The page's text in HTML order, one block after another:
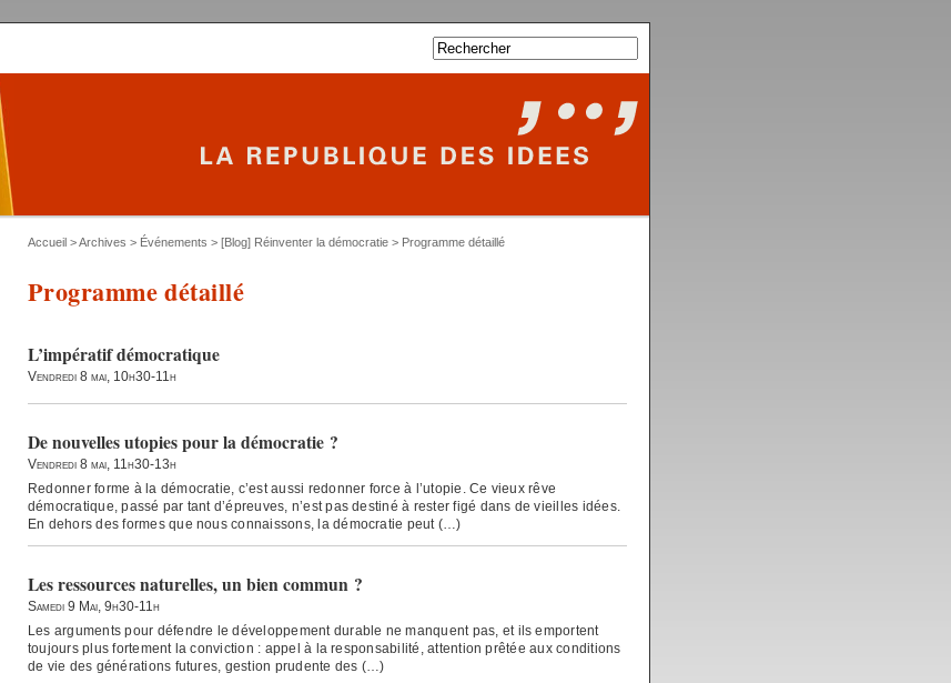
Accueil >Archives > Événements > [Blog] Réinventer la démocratie > Programme détaillé
Programme détaillé
L’impératif démocratique
Vendredi 8 mai, 10h30-11h
De nouvelles utopies pour la démocratie ?
Vendredi 8 mai, 11h30-13h
Redonner forme à la démocratie, c’est aussi redonner force à l’utopie. Ce vieux rêve
démocratique, passé par tant d’épreuves, n’est pas destiné à rester figé dans de vieilles idées.
En dehors des formes que nous connaissons, la démocratie peut (…)
Les ressources naturelles, un bien commun ?
Samedi 9 Mai, 9h30-11h
Les arguments pour défendre le développement durable ne manquent pas, et ils emportent
toujours plus fortement la conviction : appel à la responsabilité, attention prêtée aux conditions
de vie des générations futures, gestion prudente des (…)